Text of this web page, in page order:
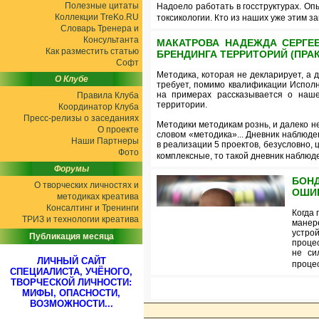
Полезные цитаты
Коллекции TreKo.RU
Словарь Тренера и
Консультанта
Как разместить статью
Софт
О Клубе
Правила Клуба
Координатор Клуба
Пресс-релизы о заседаниях
О проекте
Наши Партнеры
Фото
Форумы
О творческих личностях и
методиках креатива
Консалтинг и Тренинги
ТРИЗ и технологии креатива
Публикация месяца
ЛИЧНЫЙ САЙТ
СПЕЦИАЛИСТА, УЧЁНОГО,
ТВОРЧЕСКОЙ ЛИЧНОСТИ:
МИФЫ, ОПАСНОСТИ,
ВОЗМОЖНОСТИ...
Надоело работать в госструктурах.
токсикологии. Кто из наших уже этим
МАКАТРОВА НАДЕЖДА
БРЕНДИНГА ТЕРРИТОРИЙ
Методика, которая не декларирует, а
требует, помимо квалификации
на примерах рассказывается о
территории.
Методики методикам рознь, и далеко
словом «методика»... Дневник
в реализации 5 проектов,
комплексные, то такой дневник
не